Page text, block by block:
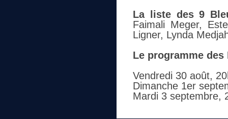
La liste des 9
Faimali Meger,
Ligner, Lynda
Le programme des
Vendredi 30 août,
Dimanche 1er
Mardi 3 septembre,